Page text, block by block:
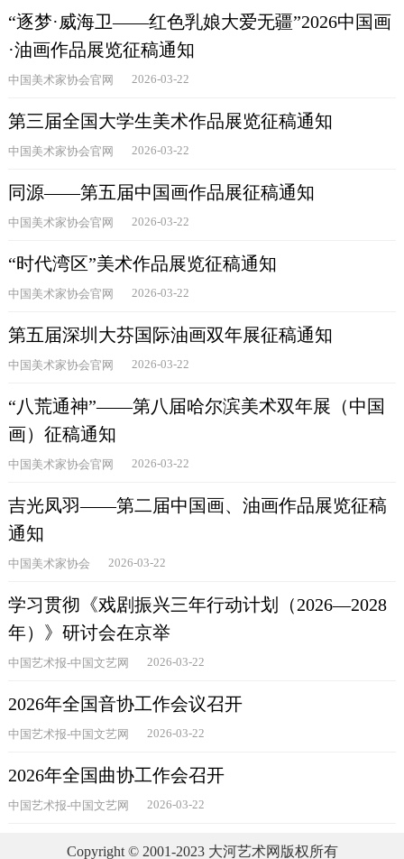
“逐梦·威海卫——红色乳娘大爱无疆”2026中国画
·油画作品展览征稿通知
中国美术家协会官网 2026-03-22
第三届全国大学生美术作品展览征稿通知
中国美术家协会官网 2026-03-22
同源——第五届中国画作品展征稿通知
中国美术家协会官网 2026-03-22
“时代湾区”美术作品展览征稿通知
中国美术家协会官网 2026-03-22
第五届深圳大芬国际油画双年展征稿通知
中国美术家协会官网 2026-03-22
“八荒通神”——第八届哈尔滨美术双年展（中国
画）征稿通知
中国美术家协会官网 2026-03-22
吉光凤羽——第二届中国画、油画作品展览征稿
通知
中国美术家协会 2026-03-22
学习贯彻《戏剧振兴三年行动计划（2026—2028
年）》研讨会在京举
中国艺术报-中国文艺网 2026-03-22
2026年全国音协工作会议召开
中国艺术报-中国文艺网 2026-03-22
2026年全国曲协工作会召开
中国艺术报-中国文艺网 2026-03-22
Copyright © 2001-2023 大河艺术网版权所有